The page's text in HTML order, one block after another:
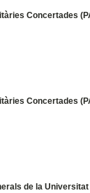
Concertades
Concertades
de la